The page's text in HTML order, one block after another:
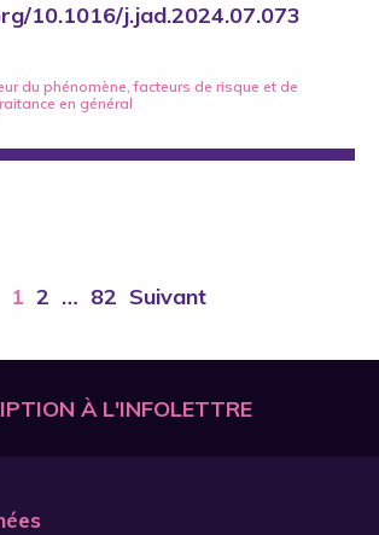
10.1016/j.jad.2024.07.073
du phénomène,facteurs de risque et de
en général
1 2 … 82 Suivant
À L'INFOLETTRE